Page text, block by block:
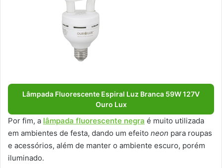
Lâmpada Fluorescente Espiral Luz Branca 59W 127V
Ouro Lux
Por fim, a lâmpada fluorescente negra é muito utilizada
em ambientes de festa, dando um efeito neon para roupas
e acessórios, além de manter o ambiente escuro, porém
iluminado.